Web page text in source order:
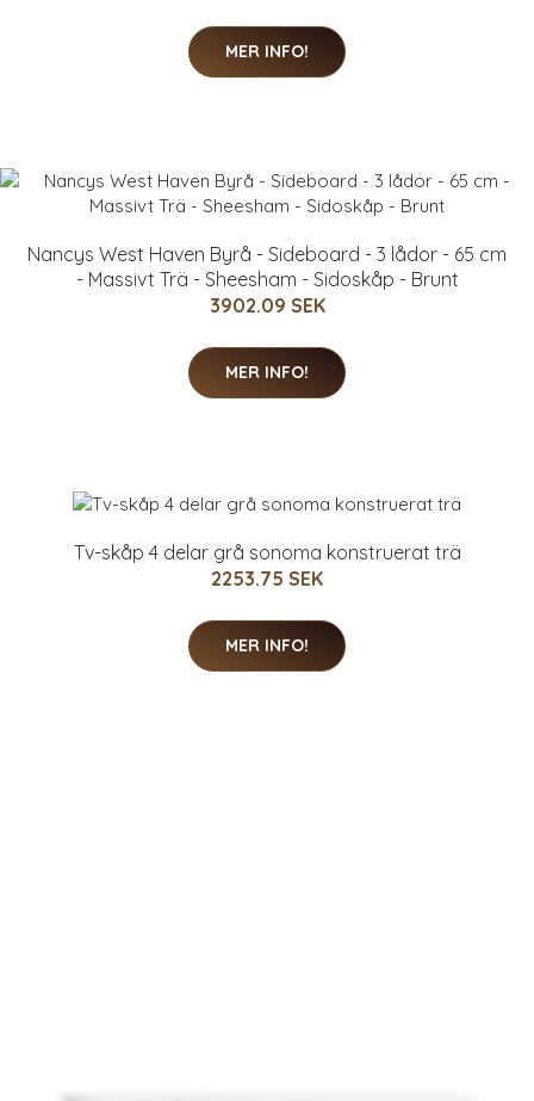
MER INFO!
Nancys West Haven Byrå - Sideboard - 3 lådor - 65 cm
- Massivt Trä - Sheesham - Sidoskåp - Brunt
3902.09 SEK
MER INFO!
Tv-skåp 4 delar grå sonoma konstruerat trä
2253.75 SEK
MER INFO!